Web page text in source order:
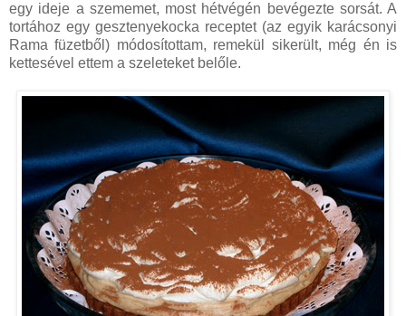
egy ideje a szememet, most hétvégén bevégezte sorsát. A
tortához egy gesztenyekocka receptet (az egyik karácsonyi
Rama füzetből) módosítottam, remekül sikerült, még én is
kettesével ettem a szeleteket belőle.